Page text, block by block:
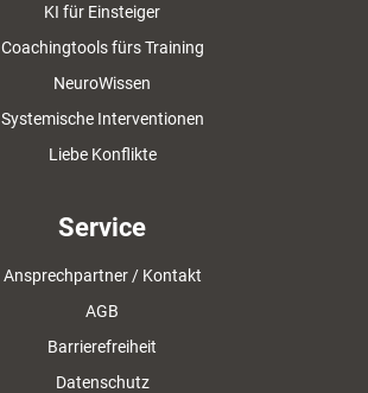
KI für Einsteiger
Coachingtools fürs Training
NeuroWissen
Systemische Interventionen
Liebe Konflikte
Service
Ansprechpartner / Kontakt
AGB
Barrierefreiheit
Datenschutz